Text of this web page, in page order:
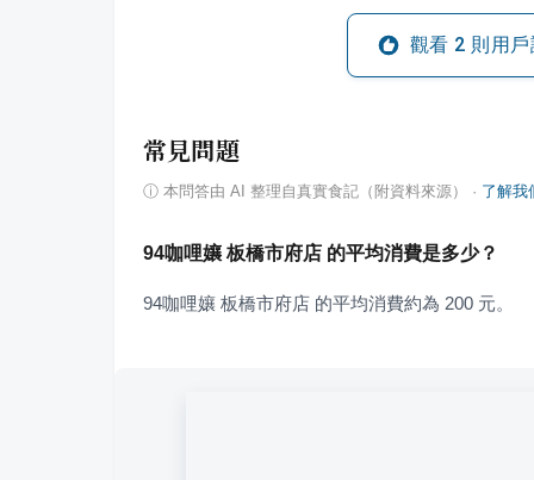
觀看 2 則用
常見問題
ⓘ 本問答由 AI 整理自真實食記（附資料來源） · 了解我
94咖哩孃 板橋市府店 的平均消費是多少？
94咖哩孃 板橋市府店 的平均消費約為 200 元。